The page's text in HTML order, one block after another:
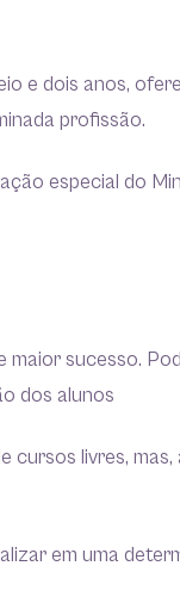
e dois anos,
profissão.
especial do
sucesso.
dos alunos
cursos livres, mas,
em uma